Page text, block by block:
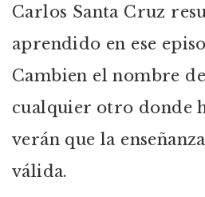
Carlos Santa Cruz
aprendido en ese
Cambien el nombre
cualquier otro donde
verán que la
válida.